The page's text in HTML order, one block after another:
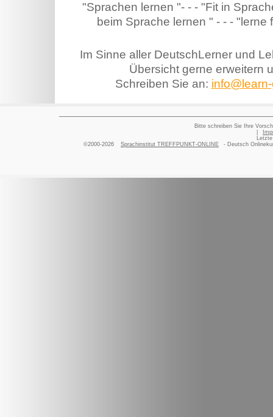
"Sprachen lernen "- - - "Fit in
beim Sprache lernen " - - - "lerne
Im Sinne aller DeutschLerner und
Übersicht gerne erweitern
Schreiben Sie an:
Bitte schreiben Sie Ihre
©2000-2026
Sprachinstitut TREFFPUNKT-ONLINE - Deutsch